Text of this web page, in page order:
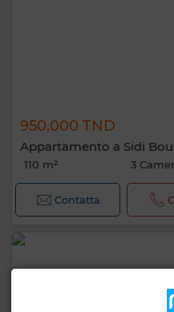
950.000 TND
Appartamento a Sidi
110 m² 3
Contatta